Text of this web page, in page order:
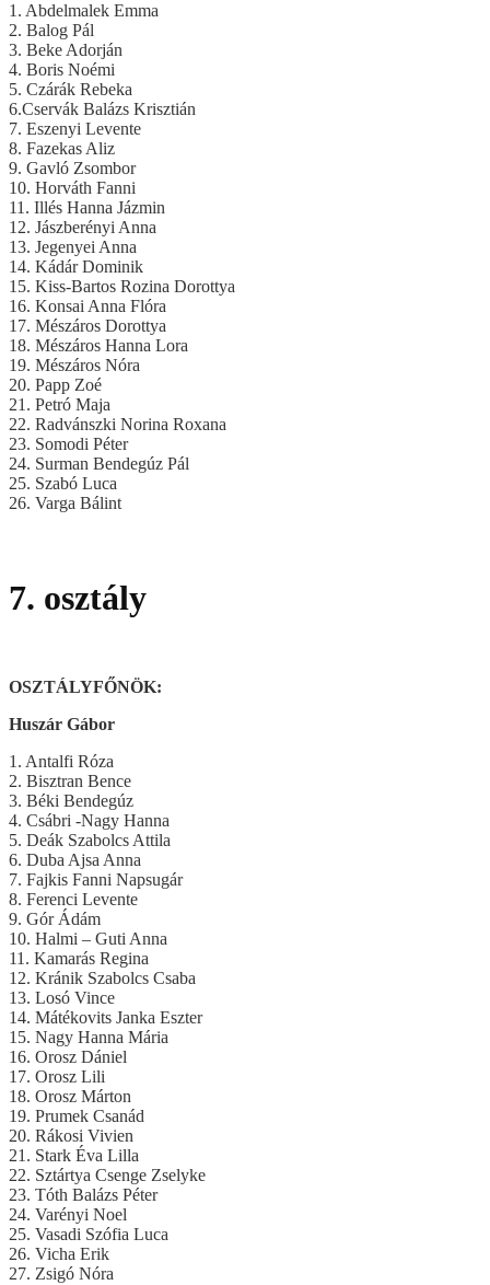
1. Abdelmalek Emma
2. Balog Pál
3. Beke Adorján
4. Boris Noémi
5. Czárák Rebeka
6.Cservák Balázs Krisztián
7. Eszenyi Levente
8. Fazekas Aliz
9. Gavló Zsombor
10. Horváth Fanni
11. Illés Hanna Jázmin
12. Jászberényi Anna
13. Jegenyei Anna
14. Kádár Dominik
15. Kiss-Bartos Rozina Dorottya
16. Konsai Anna Flóra
17. Mészáros Dorottya
18. Mészáros Hanna Lora
19. Mészáros Nóra
20. Papp Zoé
21. Petró Maja
22. Radvánszki Norina Roxana
23. Somodi Péter
24. Surman Bendegúz Pál
25. Szabó Luca
26. Varga Bálint
7. osztály
OSZTÁLYFŐNÖK:
Huszár Gábor
1. Antalfi Róza
2. Bisztran Bence
3. Béki Bendegúz
4. Csábri -Nagy Hanna
5. Deák Szabolcs Attila
6. Duba Ajsa Anna
7. Fajkis Fanni Napsugár
8. Ferenci Levente
9. Gór Ádám
10. Halmi – Guti Anna
11. Kamarás Regina
12. Kránik Szabolcs Csaba
13. Losó Vince
14. Mátékovits Janka Eszter
15. Nagy Hanna Mária
16. Orosz Dániel
17. Orosz Lili
18. Orosz Márton
19. Prumek Csanád
20. Rákosi Vivien
21. Stark Éva Lilla
22. Sztártya Csenge Zselyke
23. Tóth Balázs Péter
24. Varényi Noel
25. Vasadi Szófia Luca
26. Vicha Erik
27. Zsigó Nóra